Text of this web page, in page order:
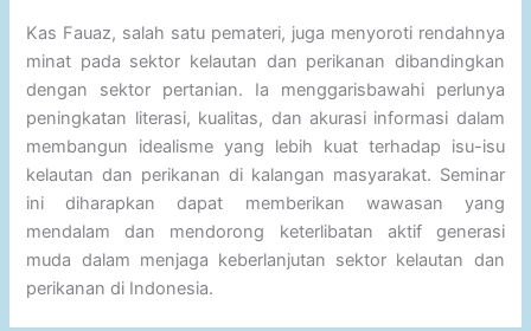
Kas Fauaz, salah satu pemateri, juga menyoroti rendahnya
minat pada sektor kelautan dan perikanan dibandingkan
dengan sektor pertanian. Ia menggarisbawahi perlunya
peningkatan literasi, kualitas, dan akurasi informasi dalam
membangun idealisme yang lebih kuat terhadap isu-isu
kelautan dan perikanan di kalangan masyarakat. Seminar
ini diharapkan dapat memberikan wawasan yang
mendalam dan mendorong keterlibatan aktif generasi
muda dalam menjaga keberlanjutan sektor kelautan dan
perikanan di Indonesia.